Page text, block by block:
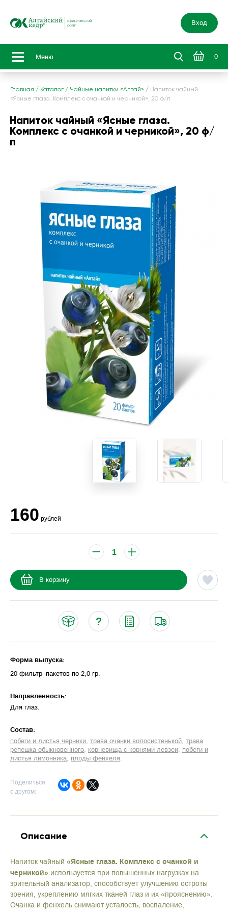
Вход
Меню 0
Главная / Каталог / Чайные напитки «Алтай» / Напиток чайный
«Ясные глаза. Комплекс с очанкой и черникой», 20 ф/п
Напиток чайный «Ясные глаза.
Комплекс с очанкой и черникой», 20 ф/
п
160 рублей
В корзину
Форма выпуска:
20 фильтр–пакетов по 2,0 гр.
Направленность:
Для глаз
Cостав:
побеги и листья черники трава очанки волосистенькой трава
репешка обыкновенного корневища с корнями левзеи побеги и
листья лимонника плоды фенхеля
Поделиться
с другом:
Описание
Напиток чайный «Ясные глаза. Комплекс с очанкой и
черникой» используется при повышенных нагрузках на
зрительный анализатор, способствует улучшению остроты
зрения, укреплению мягких тканей глаз и их «прояснению».
Очанка и фенхель снимают усталость, воспаление,